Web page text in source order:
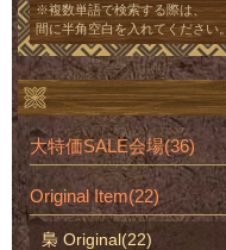
※複数単語で検索する際は、
間に半角空白を入れてください。
大特価SALE会場(36)
Original Item(22)
梟 Original(22)